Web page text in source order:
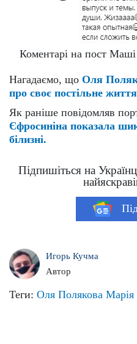
Коментарі на пост
Нагадаємо, що Оля
про своє постільне
Як раніше повідомляв
Єфросиніна показала
білизні.
Підпишіться на
Игорь Кучма
Автор
Теги: Оля Полякова Марія